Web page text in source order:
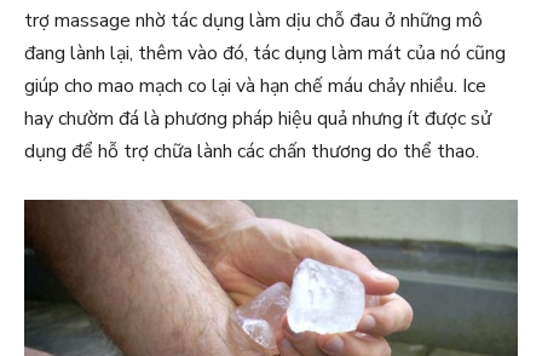
trợ massage nhờ tác dụng làm dịu chỗ đau ở những mô
đang lành lại, thêm vào đó, tác dụng làm mát của nó cũng
giúp cho mao mạch co lại và hạn chế máu chảy nhiều. Ice
hay chườm đá là phương pháp hiệu quả nhưng ít được sử
dụng để hỗ trợ chữa lành các chấn thương do thể thao.